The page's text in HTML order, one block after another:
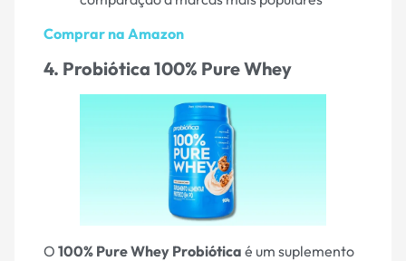
Comprar na Amazon
4. Probiótica 100% Pure Whey
O 100% Pure Whey Probiótica é um suplemento